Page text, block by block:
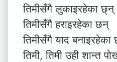
तिमीसँगै लुकाइरहेका छ्न्
तिमीसँगै हराइरहेका छन्
तिमीसँगै याद
तिमी, तिमी उही शान्त